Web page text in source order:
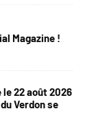
Magazine !
le 22 août 2026
Verdon se